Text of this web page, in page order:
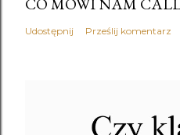
Udostępnij Prześlij komentarz